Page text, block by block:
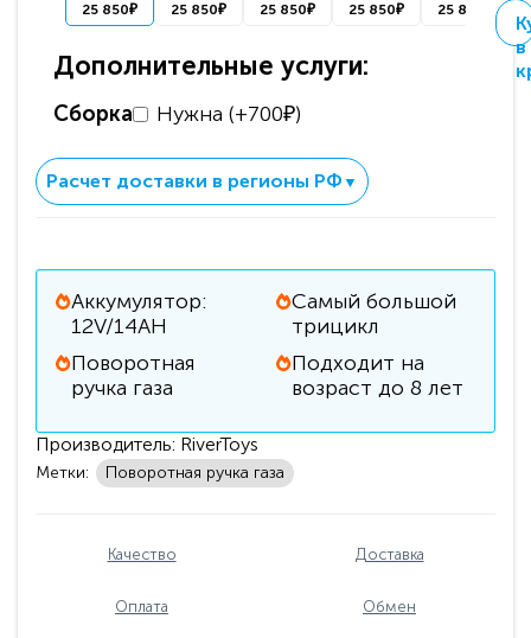
25 850₽ 25 850₽ 25 850₽ 25 850₽ 25 850₽
Дополнительные услуги:
Сборка Нужна (+700₽)
в
Расчет доставки в регионы РФ ▼
Аккумулятор:
12V/14АН
Поворотная
ручка газа
Самый большой
трицикл
Подходит на
возраст до 8 лет
Производитель: RiverToys
Метки: Поворотная ручка газа
Качество Доставка
Оплата Обмен